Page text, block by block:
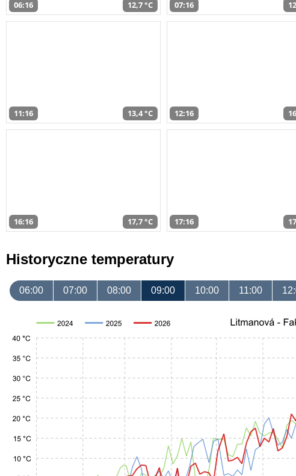
06:16 12,7 °C 07:16
11:16 13,4 °C 12:16
16:16 17,7 °C 17:16
Historyczne temperatury
06:00 07:00 08:00 09:00 10:00 11:00